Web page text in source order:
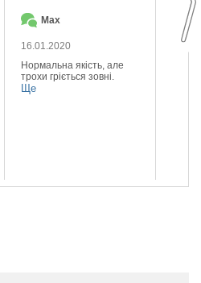
Max
16.01.2020
Нормальна якість, але
трохи гріється зовні.
Ще